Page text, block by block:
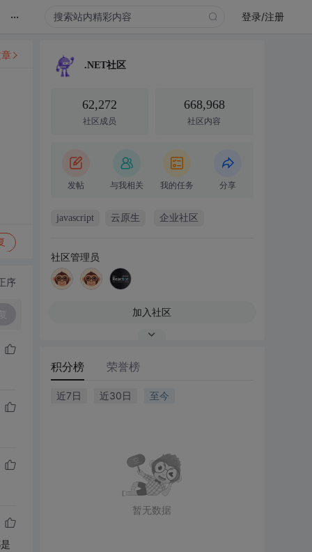
... 登录/注册
序
.NET社区
62,272
社区成员
668,968
社区内容
发帖 与我相关 我的任务 分享
javascript 云原生 企业社区
社区管理员
加入社区
积分榜 荣誉榜
近7日 近30日 至今
暂无数据